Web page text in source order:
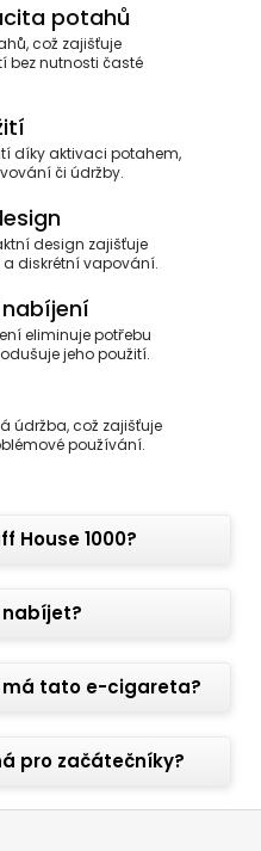
potahů
což zajišťuje
bez nutnosti časté
díky aktivaci potahem,
či údržby.
design zajišťuje
diskrétní vapování.
eliminuje potřebu
jeho použití.
údržba, což zajišťuje
používání.
House 1000?
tato e-cigareta?
pro začátečníky?